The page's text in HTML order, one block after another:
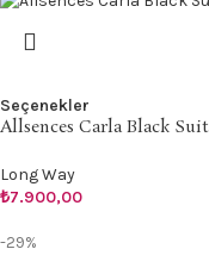
Seçenekler
Allsences Carla Black Suit
Long Way
₺7.900,00
-29%